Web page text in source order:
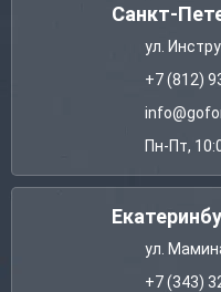
Санкт-
ул.
+7 (812)
Пн-Пт,
ул.
+7 (343)